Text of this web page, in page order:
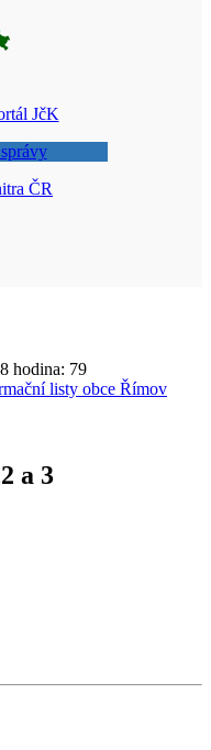
hodina: 79
listy obce Římov
a 3